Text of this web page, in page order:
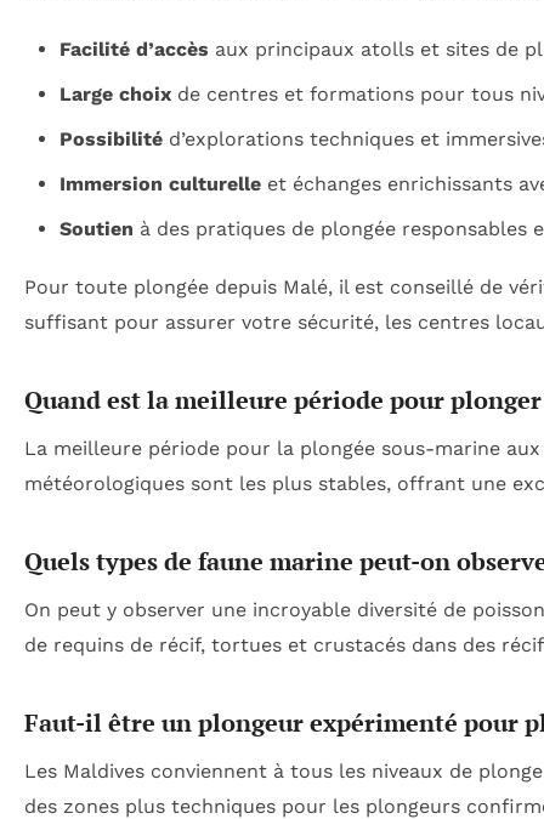
Facilité d’accès aux principaux atolls et sites de
Large choixde centres et formations pour tous
Possibilitéd’explorations techniques et
Immersion culturelleet échanges enrichissants
Soutien à des pratiques de plongée responsables
Pour toute plongée depuis Malé, il est conseillé de
suffisant pour assurer votre sécurité, les centres
Quand est la meilleure période pour
La meilleure période pour la plongée sous-marine
météorologiques sont les plus stables, offrant une
Quels types de faune marine peut-on
On peut y observer une incroyable diversité de
de requins de récif, tortues et crustacés dans des
Faut-il être un plongeur expérimenté pour
Les Maldives conviennent à tous les niveaux de
des zones plus techniques pour les plongeurs